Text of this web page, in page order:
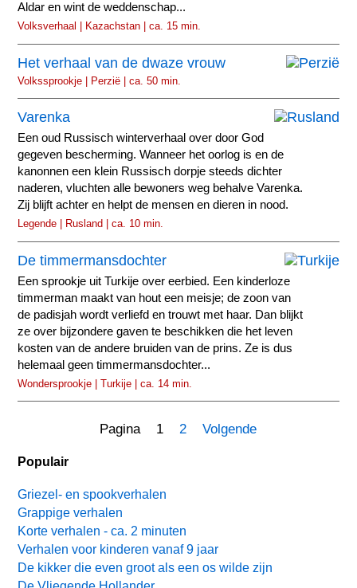
Aldar en wint de weddenschap...
Volksverhaal | Kazachstan | ca. 15 min.
Het verhaal van de dwaze vrouw
Volkssprookje | Perzië | ca. 50 min.
Varenka
Een oud Russisch winterverhaal over door God
gegeven bescherming. Wanneer het oorlog is en de
kanonnen een klein Russisch dorpje steeds dichter
naderen, vluchten alle bewoners weg behalve Varenka.
Zij blijft achter en helpt de mensen en dieren in nood.
Legende | Rusland | ca. 10 min.
De timmermansdochter
Een sprookje uit Turkije over eerbied. Een kinderloze
timmerman maakt van hout een meisje; de zoon van
de padisjah wordt verliefd en trouwt met haar. Dan blijkt
ze over bijzondere gaven te beschikken die het leven
kosten van de andere bruiden van de prins. Ze is dus
helemaal geen timmermansdochter...
Wondersprookje | Turkije | ca. 14 min.
Pagina 12 Volgende
Populair
Griezel- en spookverhalen
Grappige verhalen
Korte verhalen - ca. 2 minuten
Verhalen voor kinderen vanaf 9 jaar
De kikker die even groot als een os wilde zijn